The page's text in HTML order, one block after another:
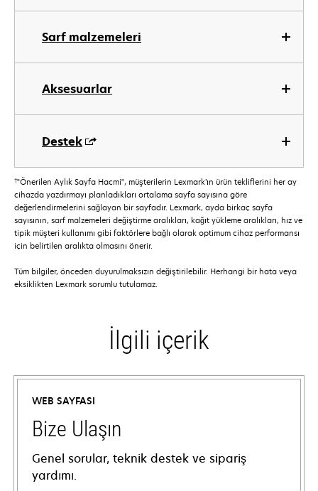
Sarf malzemeleri
Aksesuarlar
Destek
†"Önerilen Aylık Sayfa Hacmi", müşterilerin Lexmark’ın ürün tekliflerini her ay
cihazda yazdırmayı planladıkları ortalama sayfa sayısına göre
değerlendirmelerini sağlayan bir sayfadır. Lexmark, ayda birkaç sayfa
sayısının, sarf malzemeleri değiştirme aralıkları, kağıt yükleme aralıkları, hız ve
tipik müşteri kullanımı gibi faktörlere bağlı olarak optimum cihaz performansı
için belirtilen aralıkta olmasını önerir.
Tüm bilgiler, önceden duyurulmaksızın değiştirilebilir. Herhangi bir hata veya
eksiklikten Lexmark sorumlu tutulamaz.
İlgili içerik
WEB SAYFASI
Bize Ulaşın
Genel sorular, teknik destek ve sipariş
yardımı.